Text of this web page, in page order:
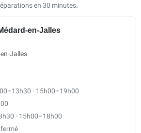
en 30 minutes.
en-Jalles
Jalles
· 15h00–19h00
· 15h00–18h00